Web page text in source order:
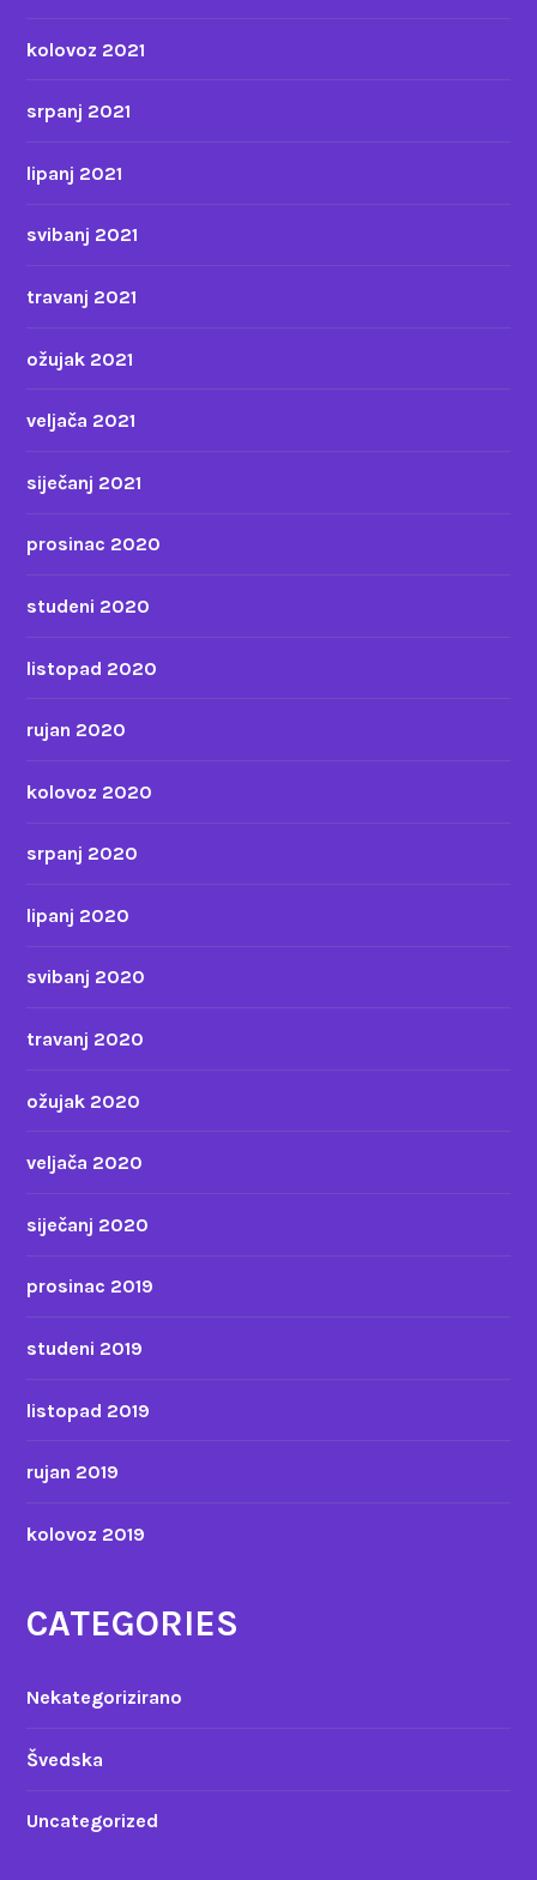
kolovoz 2021
srpanj 2021
lipanj 2021
svibanj 2021
travanj 2021
ožujak 2021
veljača 2021
siječanj 2021
prosinac 2020
studeni 2020
listopad 2020
rujan 2020
kolovoz 2020
srpanj 2020
lipanj 2020
svibanj 2020
travanj 2020
ožujak 2020
veljača 2020
siječanj 2020
prosinac 2019
studeni 2019
listopad 2019
rujan 2019
kolovoz 2019
CATEGORIES
Nekategorizirano
Švedska
Uncategorized